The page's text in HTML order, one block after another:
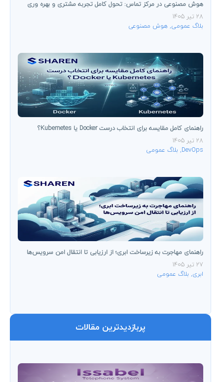
هوش مصنوعی در مرکز تماس: تحول کامل تجربه مشتری و بهره ‌وری
28 تیر 1405
بلاگ عمومی,هوش مصنوعی
راهنمای کامل مقایسه برای انتخاب درست Docker یا Kubernetes؟
28 تیر 1405
DevOps
, بلاگ عمومی
راهنمای مهاجرت به زیرساخت ابری؛ از ارزیابی تا انتقال امن سرویس‌ها
27 تیر 1405
ابری, بلاگ عمومی
پربازدیدترین مقالات